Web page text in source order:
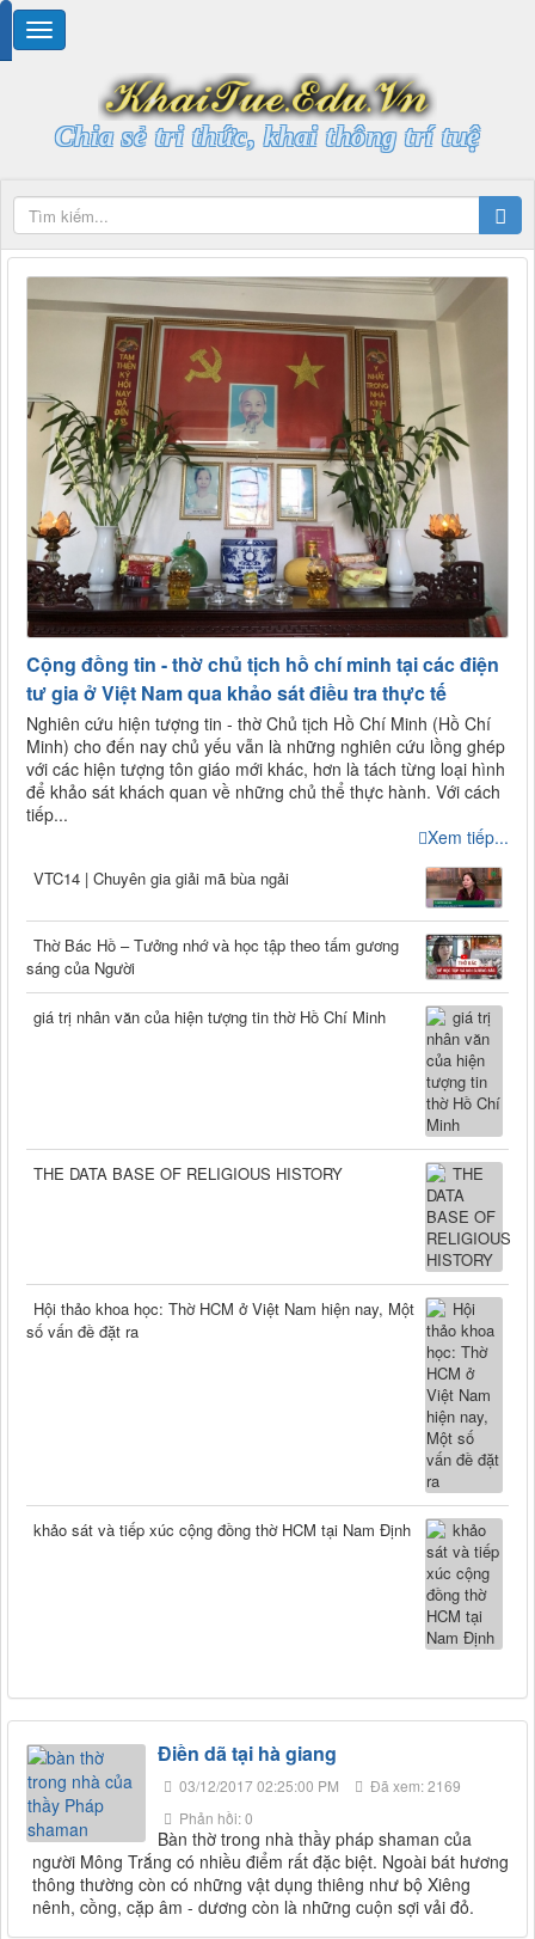
Chia sẻ tri thức, khai thông trí tuệ
Cộng đồng tin - thờ chủ tịch hồ chí minh tại các điện
tư gia ở Việt Nam qua khảo sát điều tra thực tế
Nghiên cứu hiện tượng tin - thờ Chủ tịch Hồ Chí Minh (Hồ Chí
Minh) cho đến nay chủ yếu vẫn là những nghiên cứu lồng ghép
với các hiện tượng tôn giáo mới khác, hơn là tách từng loại hình
để khảo sát khách quan về những chủ thể thực hành. Với cách
tiếp...
Xem tiếp...
VTC14 | Chuyên gia giải mã bùa ngải
Thờ Bác Hồ – Tưởng nhớ và học tập theo tấm gương
sáng của Người
giá trị nhân văn của hiện tượng tin thờ Hồ Chí Minh
THE DATA BASE OF RELIGIOUS HISTORY
Hội thảo khoa học: Thờ HCM ở Việt Nam hiện nay, Một
số vấn đề đặt ra
khảo sát và tiếp xúc cộng đồng thờ HCM tại Nam Định
Điền dã tại hà giang
03/12/2017 02:25:00 PM
Đã xem: 2169
Phản hồi: 0
Bàn thờ trong nhà thầy pháp shaman của
người Mông Trắng có nhiều điểm rất đặc biệt. Ngoài bát hương
thông thường còn có những vật dụng thiêng như bộ Xiêng
nênh, cồng, cặp âm - dương còn là những cuộn sợi vải đỏ.